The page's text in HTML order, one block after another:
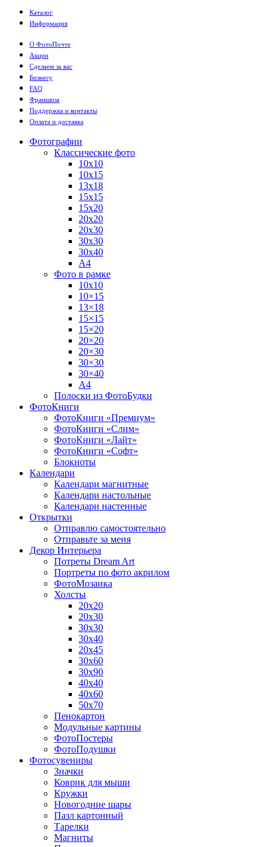
Каталог
Информация
О ФотоПочте
Акции
Сделаем за вас
Бизнесу
FAQ
Франшиза
Поддержка и контакты
Оплата и доставка
Фотографии
Классические фото
10х10
10х15
13х18
15х15
15х20
20х20
20х30
30х30
30х40
А4
Фото в рамке
10х10
10×15
13×18
15×15
15×20
20×20
20×30
30×30
30×40
A4
Полоски из ФотоБудки
ФотоКниги
ФотоКниги «Премиум»
ФотоКниги «Слим»
ФотоКниги «Лайт»
ФотоКниги «Софт»
Блокноты
Календари
Календари магнитные
Календари настольные
Календари настенные
Открытки
Отправлю самостоятельно
Отправьте за меня
Декор Интерьера
Потреты Dream Art
Портреты по фото акрилом
ФотоМозаика
Холсты
20х20
20х30
30х30
30х40
20х45
30х60
30х90
40х40
40х60
50х70
Пенокартон
Модульные картины
ФотоПостеры
ФотоПодушки
Фотоcувениры
Значки
Коврик для мыши
Кружки
Новогодние шары
Пазл картонный
Тарелки
Магниты